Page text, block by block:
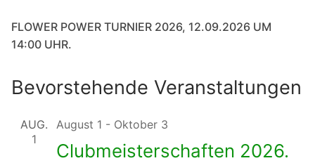
FLOWER POWER TURNIER 2026, 12.09.2026 UM
14:00 UHR.
Bevorstehende Veranstaltungen
AUG.
1
August 1 - Oktober 3
Clubmeisterschaften 2026.